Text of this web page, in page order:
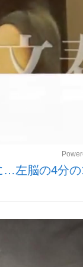
「
#森岡毅
…左脳の4分